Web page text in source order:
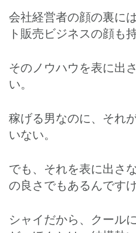
会社経営者の顔の裏に
ト販売ビジネスの顔も
そのノウハウを表に出
い。
稼げる男なのに、それ
いない。
でも、それを表に出さ
の良さでもあるんですけ
シャイだから、クール